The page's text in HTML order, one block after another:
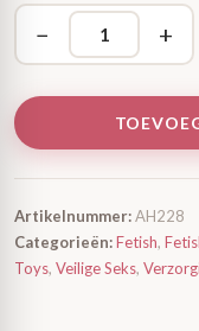
− +
Artikelnummer:AH228
Categorieën:Fetish,
Toys, Veilige Seks,